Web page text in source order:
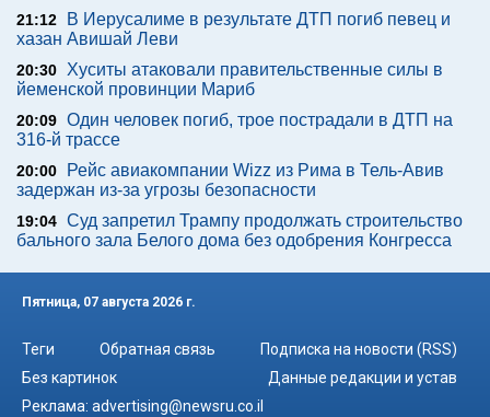
21:12
В Иерусалиме в результате ДТП погиб певец и
хазан Авишай Леви
20:30 Хуситы атаковали правительственные силы в
йеменской провинции Мариб
20:09 Один человек погиб, трое пострадали в ДТП на
316-й трассе
20:00
Рейс авиакомпании Wizz из Рима в Тель-Авив
задержан из-за угрозы безопасности
19:04 Суд запретил Трампу продолжать строительство
бального зала Белого дома без одобрения Конгресса
Пятница, 07 августа 2026 г.
Теги Обратная связь
Подписка на новости (RSS)
Без картинок
Данные редакции и устав
Реклама: advertising@newsru.co.il